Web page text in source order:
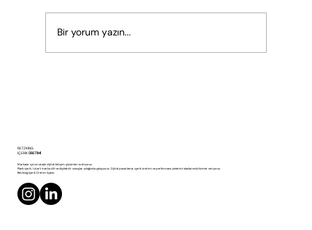
Bir yorum yazın...
RETZKING
İÇERİKÜRETİMİ
Markalar için stratejik dijital iletişim çözümleri üretiyoruz.
Planlı içerik, tutarlı marka dili ve ölçülebilir sonuçlar odağında çalışıyoruz. Dijital pazarlama, içerik üretimi ve performans yönetimi alanlarında hizmet veriyoruz.
Retzking İçerik Üretim Ajansı